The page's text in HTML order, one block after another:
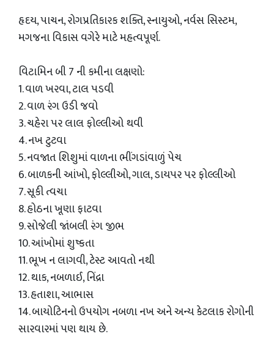
હૃદય, પાચન, રોગપ્રતિકારક શક્તિ, સ્નાયુઓ, નર્વસ સિસ્ટમ,
મગજના વિકાસ વગેરે માટે મહત્વપૂર્ણ.
વિટામિન બી 7 ની કમીના લક્ષણો:
1. વાળ ખરવા, ટાલ પડવી
2. વાળ રંગ ઉડી જવો
3. ચહેરા પર લાલ ફોલ્લીઓ થવી
4. નખ ટુટવા
5. નવજાત શિશુમાં વાળના ભીંગડાંવાળું પેચ
6. બાળકની આંખો, ફોલ્લીઓ, ગાલ, ડાયપર પર ફોલ્લીઓ
7. સૂકી ત્વચા
8. હોઠના ખૂણા ફાટવા
9. સોજેલી જાંબલી રંગ જીભ
10. આંખોમાં શુષ્કતા
11. ભૂખ ન લાગવી, ટેસ્ટ આવતો નથી
12. થાક, નબળાઈ, નિંદ્રા
13. હતાશા, આભાસ
14. બાયોટિનનો ઉપયોગ નબળા નખ અને અન્ય કેટલાક રોગોની
સારવારમાં પણ થાય છે.